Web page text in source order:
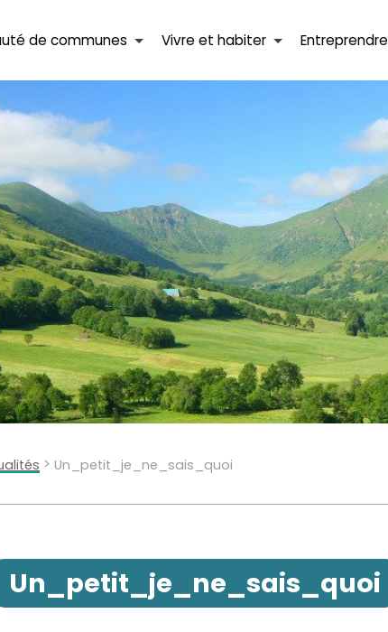
de communes Vivre et habiter Entreprendre
> Un_petit_je_ne_sais_quoi
Un_petit_je_ne_sais_quoi